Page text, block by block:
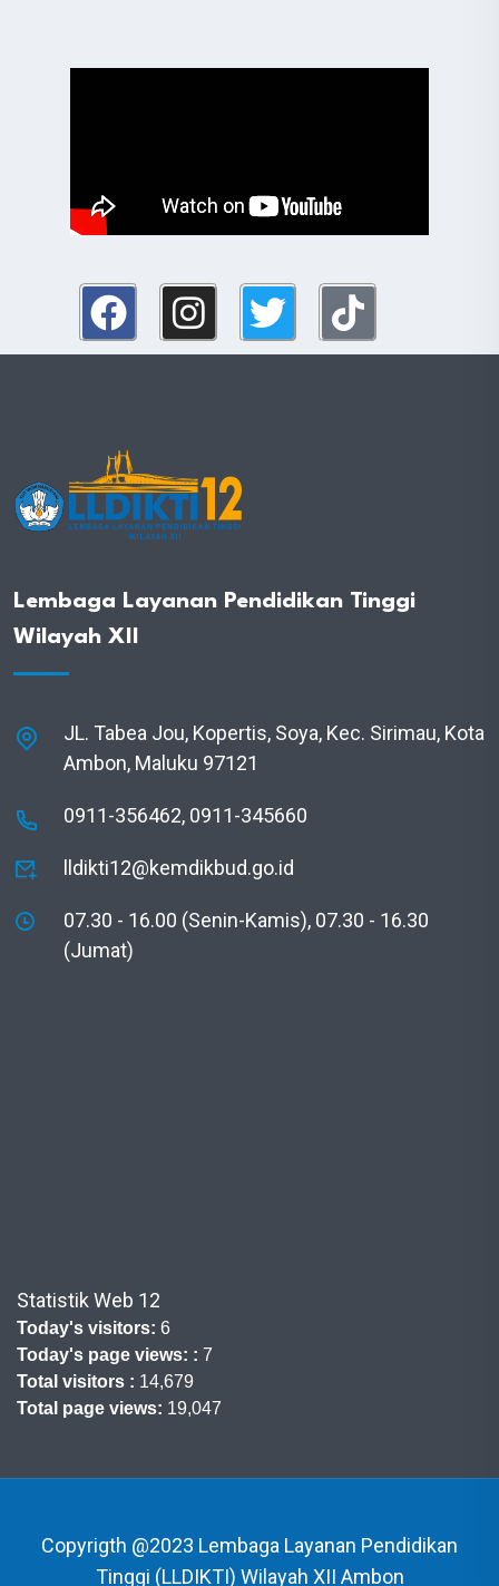
Lembaga Layanan Pendidikan Tinggi
Wilayah XII
JL. Tabea Jou, Kopertis, Soya, Kec. Sirimau, Kota
Ambon, Maluku 97121
0911-356462, 0911-345660
lldikti12@kemdikbud.go.id
07.30 - 16.00 (Senin-Kamis), 07.30 - 16.30
(Jumat)
Statistik Web 12
Today's visitors: 6
Today's page views: : 7
Total visitors : 14,679
Total page views: 19,047
Copyrigth @2023 Lembaga Layanan Pendidikan
Tinggi (LLDIKTI) Wilayah XII Ambon